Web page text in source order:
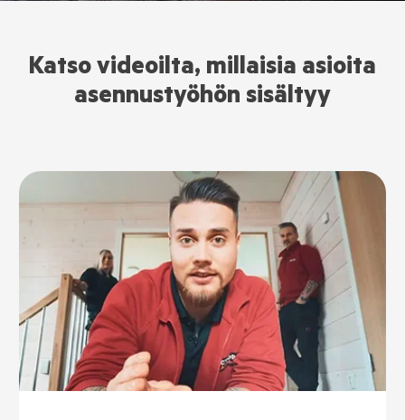
Katso videoilta, millaisia asioita
asennustyöhön sisältyy